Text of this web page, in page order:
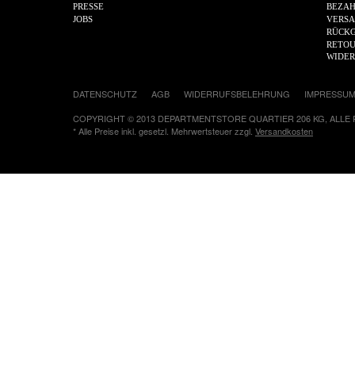
PRESSE
JOBS
DATENSCHUTZ AGB WIDERRUFSBELEHRUNG
IMPRESSUM
COPYRIGHT © 2013 DEPARTMENTSTORE QUARTIER 206 KG, ALLE
* Alle Preise inkl. gesetzl. Mehrwertsteuer zzgl. Versandkosten